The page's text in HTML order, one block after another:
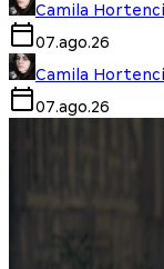
Camila
07.ago.26
Camila
07.ago.26